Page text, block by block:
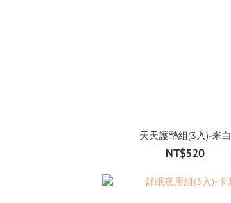
天天護墊組(3入)-米白
NT$520